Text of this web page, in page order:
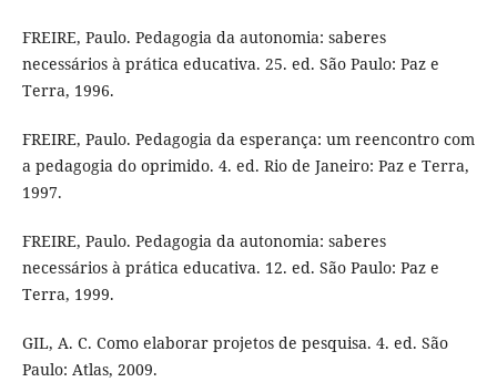
FREIRE, Paulo. Pedagogia da autonomia: saberes
necessários à prática educativa. 25. ed. São Paulo: Paz e
Terra, 1996.
FREIRE, Paulo. Pedagogia da esperança: um reencontro com
a pedagogia do oprimido. 4. ed. Rio de Janeiro: Paz e Terra,
1997.
FREIRE, Paulo. Pedagogia da autonomia: saberes
necessários à prática educativa. 12. ed. São Paulo: Paz e
Terra, 1999.
GIL, A. C. Como elaborar projetos de pesquisa. 4. ed. São
Paulo: Atlas, 2009.